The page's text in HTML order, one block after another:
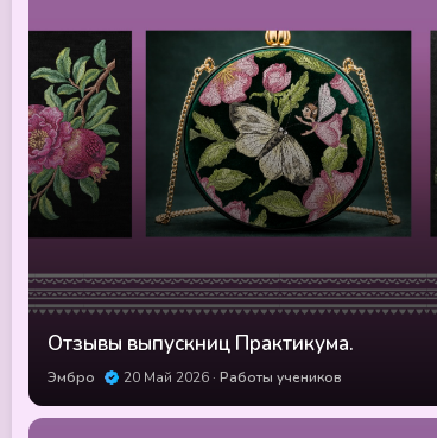
Отзывы выпускниц Практикума.
Эмбро 20 Май 2026 Работы учеников